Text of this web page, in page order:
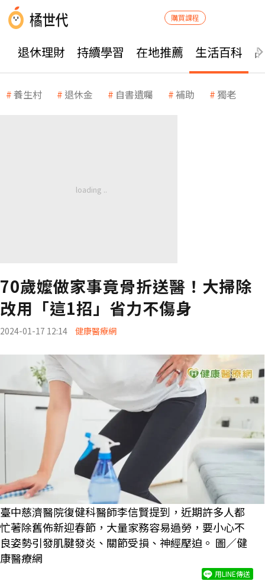
購買課程
退休理財 持續學習 在地推薦 生活百科
養生村 退休金 自書遺囑 補助 獨老
70歲嬤做家事竟骨折送醫！大掃除
改用「這1招」省力不傷身
2024-01-17 12:14 健康醫療網
臺中慈濟醫院復健科醫師李信賢提到，近期許多人都
忙著除舊佈新迎春節，大量家務容易過勞，要小心不
良姿勢引發肌腱發炎、關節受損、神經壓迫。 圖／健
康醫療網
用LINE傳送